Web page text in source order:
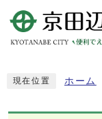
現在位置 ホーム